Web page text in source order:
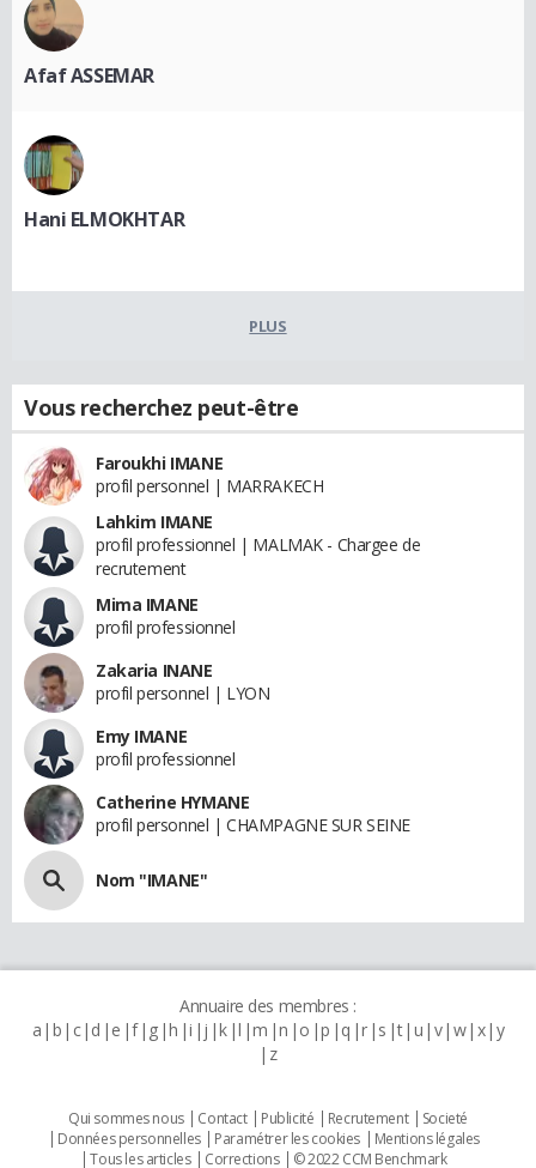
Afaf ASSEMAR
Hani ELMOKHTAR
PLUS
Vous recherchez peut-être
Faroukhi IMANE
profil personnel | MARRAKECH
Lahkim IMANE
profil professionnel | MALMAK - Chargee de
recrutement
Mima IMANE
profil professionnel
Zakaria INANE
profil personnel | LYON
Emy IMANE
profil professionnel
Catherine HYMANE
profil personnel | CHAMPAGNE SUR SEINE
Nom "IMANE"
Annuaire des membres :
a b c d e f g h i j k l m n o p q r s t u v w x y
z
Qui sommes nous Contact Publicité Recrutement
Societé
Données personnelles
Paramétrer les cookies
Mentions légales
Tous les articles
Corrections © 2022 CCM Benchmark